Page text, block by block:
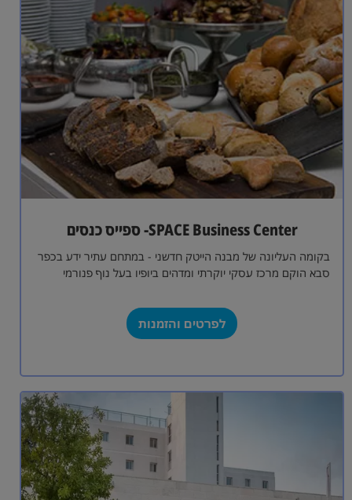
SPACE Business Center- ספייס כנסים
בקומה העליונה של מבנה הייטק חדשני - במתחם עתיר ידע בכפר
סבא הוקם מרכז עסקי יוקרתי ומדהים ביופיו בעל נוף פנורמי
לפרטים והזמנות